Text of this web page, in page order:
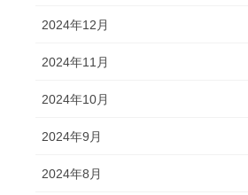
2024年12月
2024年11月
2024年10月
2024年9月
2024年8月